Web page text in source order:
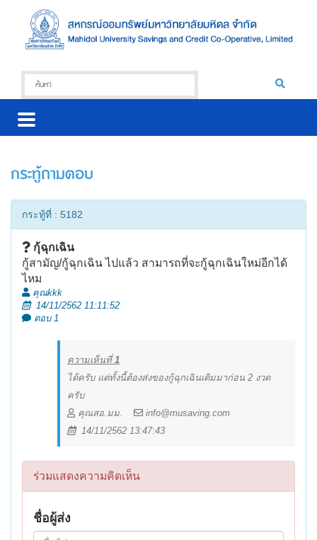
กระทู้ถามตอบ
กระทู้ที่ : 5182
กุ้ฉุกเฉิน
กู้สามัญ/กู้ฉุกเฉิน ไปแล้ว สามารถที่จะกู้ฉุกเฉินใหม่อีกได้
ไหม
คุณkkk
14/11/2562 11:11:52
ตอบ 1
ความเห็นที่1
ได้ครับ แต่ทั้งนี้ต้องส่งของกู้ฉุกเฉินเดิมมาก่อน 2 งวด
ครับ
คุณสอ.มม.
info@musaving.com
14/11/2562 13:47:43
ร่วมแสดงความคิดเห็น
ชื่อผู้ส่ง